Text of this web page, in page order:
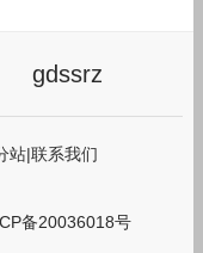
gdssrz
站|联系我们
备20036018号